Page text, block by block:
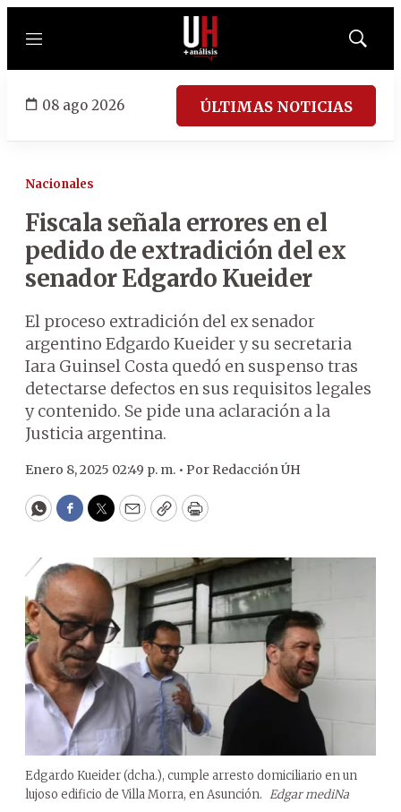
Menú
Mostrar
08 ago 2026 ÚLTIMAS NOTICIAS
Nacionales
Fiscala señala errores en el
pedido de extradición del ex
senador Edgardo Kueider
El proceso extradición del ex senador
argentino Edgardo Kueider y su secretaria
Iara Guinsel Costa quedó en suspenso tras
detectarse defectos en sus requisitos legales
y contenido. Se pide una aclaración a la
Justicia argentina.
Enero 8, 2025 02:49 p. m. • Por Redacción ÚH
WhatsApp
Facebook
Twitter
EmailCopyPrint
Edgardo Kueider (dcha.), cumple arresto domiciliario en un
lujoso edificio de Villa Morra, en Asunción. Edgar mediNa